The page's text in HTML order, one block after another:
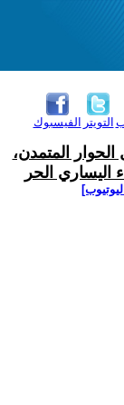
الفيسبوك التويتر
المتمدن،
اليساري الحر